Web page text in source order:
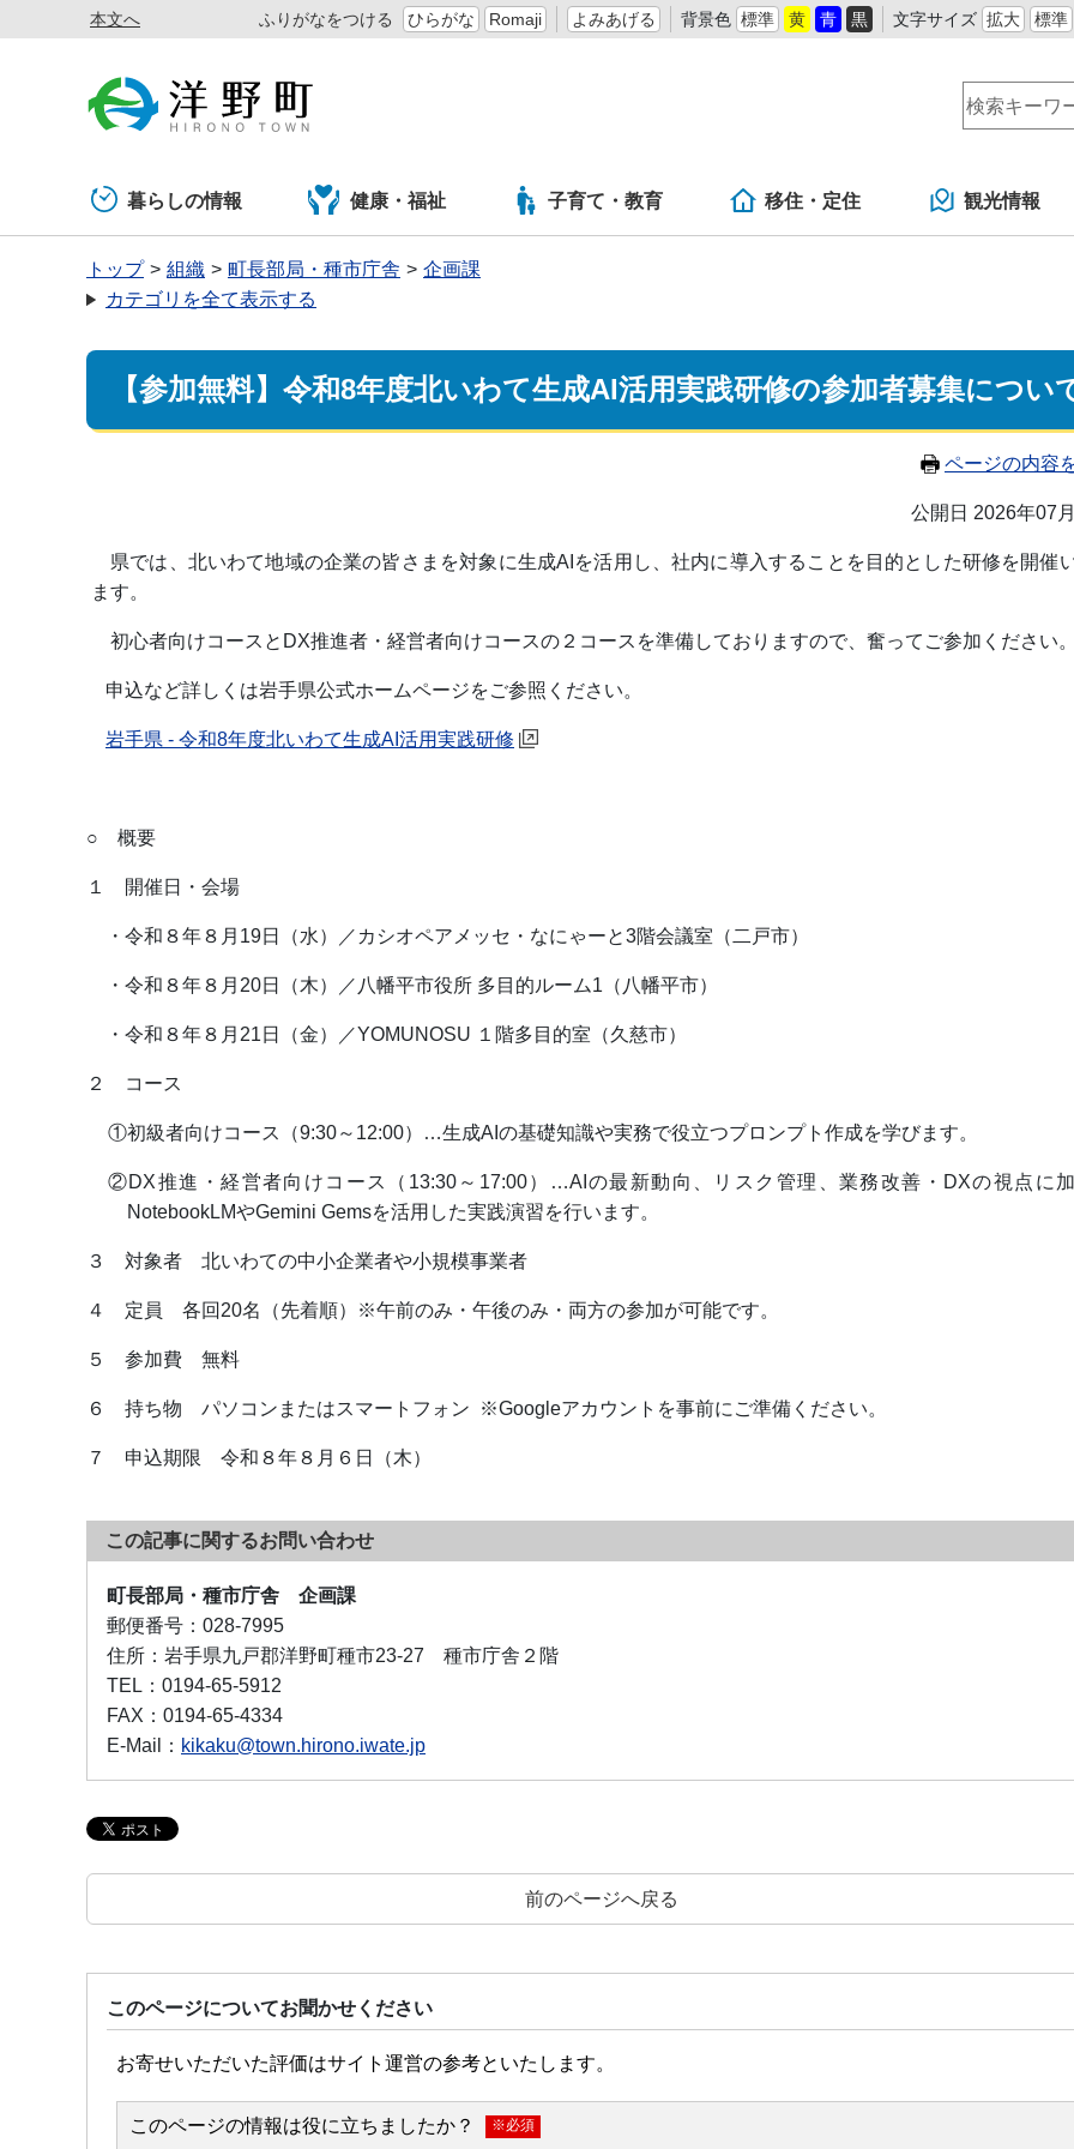
本文へ ふりがなをつける ひらがな Romaji よみあげる 背景色 標準 黄 青 黒 文字サイズ 拡大 標準
暮らしの情報 健康・福祉 子育て・教育 移住・定住 観光情報
トップ 組織 町長部局・種市庁舎
企画課
カテゴリを全て表示する
【参加無料】令和8年度北いわて生成AI活用実践研修の参加者募集につい
ページの内容
公開日 2026年07
県では、北いわて地域の企業の皆さまを対象に生成AIを活用し、社内に導入することを目的とした研修を開催
ます。
初心者向けコースとDX推進者・経営者向けコースの２コースを準備しておりますので、奮ってご参加ください
申込など詳しくは岩手県公式ホームページをご参照ください。
岩手県 - 令和8年度北いわて生成AI活用実践研修
○ 概要
１ 開催日・会場
・令和８年８月19日（水）／カシオペアメッセ・なにゃーと3階会議室（二戸市）
・令和８年８月20日（木）／八幡平市役所 多目的ルーム1（八幡平市）
・令和８年８月21日（金）／YOMUNOSU １階多目的室（久慈市）
２ コース
①初級者向けコース（9:30～12:00）…生成AIの基礎知識や実務で役立つプロンプト作成を学びます。
②DX推進・経営者向けコース（13:30～17:00）…AIの最新動向、リスク管理、業務改善・DXの視点に
NotebookLMやGemini Gemsを活用した実践演習を行います。
３ 対象者 北いわての中小企業者や小規模事業者
４ 定員 各回20名（先着順）※午前のみ・午後のみ・両方の参加が可能です。
５ 参加費 無料
６ 持ち物 パソコンまたはスマートフォン ※Googleアカウントを事前にご準備ください。
７ 申込期限 令和８年８月６日（木）
この記事に関するお問い合わせ
町長部局・種市庁舎 企画課
郵便番号： 028-7995
住所： 岩手県九戸郡洋野町種市23-27 種市庁舎２階
TEL： 0194-65-5912
FAX： 0194-65-4334
E-Mail： kikaku@town.hirono.iwate.jp
前のページへ戻る
このページについてお聞かせください